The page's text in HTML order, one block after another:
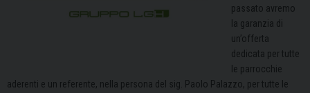
passato avremo
la garanzia di
un’offerta
dedicata per tutte
le parrocchie
aderenti e un referente, nella persona del sig. Paolo Palazzo, per tutte le